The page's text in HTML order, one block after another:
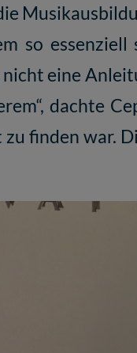
so
eine
dachte
finden war.